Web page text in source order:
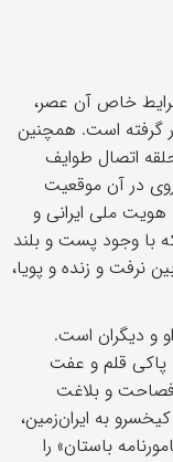
خاص آن عصر،
گرفته است. همچنین
اتصال طوایف
در آن موقعیت
ملی ایرانی و
با وجود پست ‌و بلند
نرفت و زنده و پویا،
و دیگران است.
پاکی قلم و عفت
فصاحت و بلاغت
به ایران‌زمین،
باستان» را